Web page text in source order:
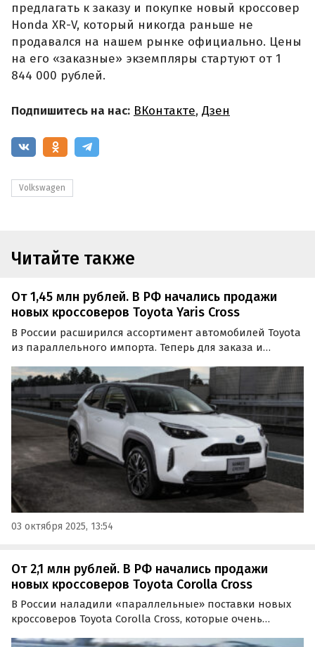
предлагать к заказу и покупке новый кроссовер
Honda XR-V, который никогда раньше не
продавался на нашем рынке официально. Цены
на его «заказные» экземпляры стартуют от 1
844 000 рублей.
Подпишитесь на нас: ВКонтакте, Дзен
Volkswagen
Читайте также
От 1,45 млн рублей. В РФ начались продажи
новых кроссоверов Toyota Yaris Cross
В России расширился ассортимент автомобилей Toyota
из параллельного импорта. Теперь для заказа и
Yaris Cross, который штучно привозят компании из
Дальнего Востока, прося на одном из классифайдов…
03 октября 2025, 13:54
От 2,1 млн рублей. В РФ начались продажи
новых кроссоверов Toyota Corolla Cross
В России наладили «параллельные» поставки новых
кроссоверов Toyota Corolla Cross, которые очень